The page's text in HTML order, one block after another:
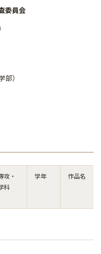
委員会
）
攻・
科
学年 作品名